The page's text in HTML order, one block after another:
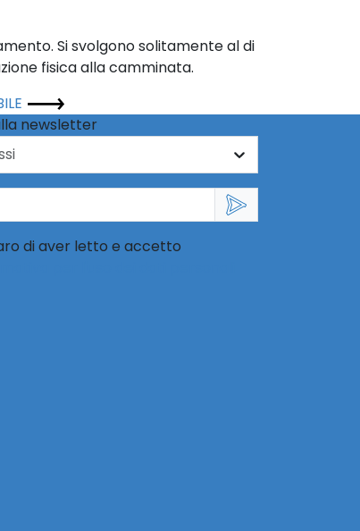
Si svolgono solitamente al di
fisica alla camminata.
newsletter
di aver letto e accetto